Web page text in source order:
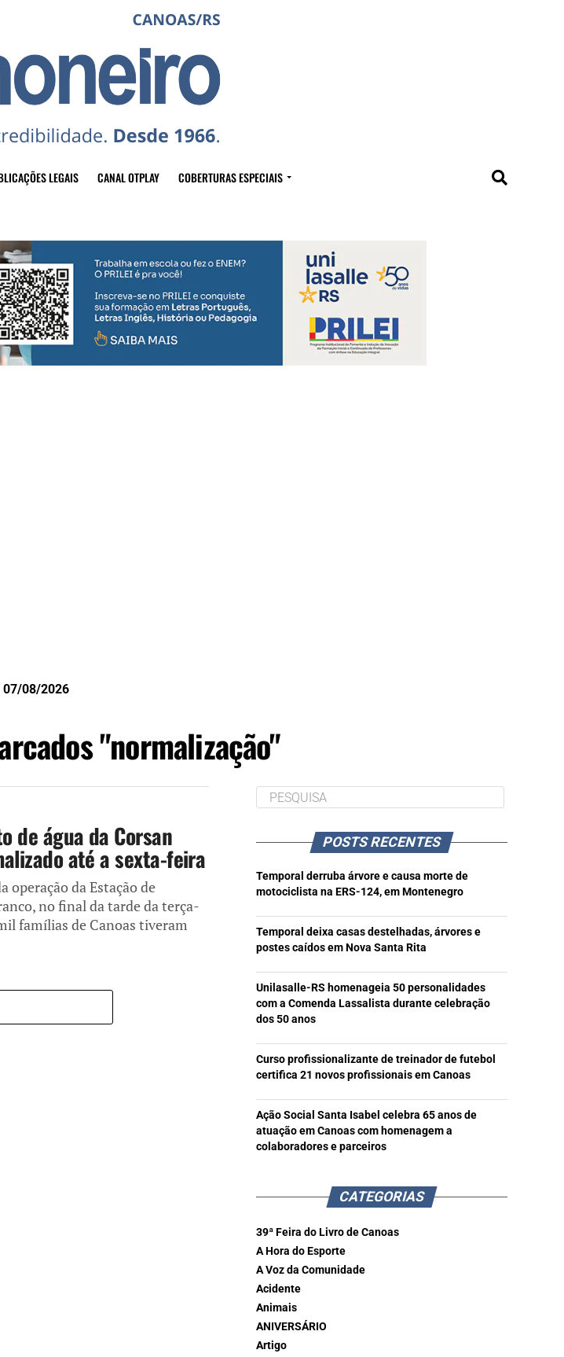
LEGAIS CANAL OTPLAY COBERTURAS ESPECIAIS
07/08/2026
"normalização"
de água da Corsan
até a sexta-feira
operação da Estação de
no final da tarde da terça-
famílias de Canoas tiveram
POSTS RECENTES
Temporal derruba árvore e causa morte de
motociclista na ERS-124, em Montenegro
Temporal deixa casas destelhadas, árvores e
postes caídos em Nova Santa Rita
Unilasalle-RS homenageia 50 personalidades
com a Comenda Lassalista durante celebração
dos 50 anos
Curso profissionalizante de treinador de futebol
certifica 21 novos profissionais em Canoas
Ação Social Santa Isabel celebra 65 anos de
atuação em Canoas com homenagem a
colaboradores e parceiros
CATEGORIAS
39ª Feira do Livro de Canoas
A Hora do Esporte
A Voz da Comunidade
Acidente
Animais
ANIVERSÁRIO
Artigo